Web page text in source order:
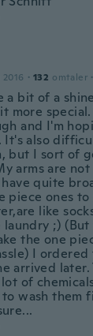
· 132 omtaler ·
a bit of a
more
and I'm
It's also
but I sort of
arms are
quite
piece ones to
like
laundry ;)
the one
I
arrived later.
of
wash them